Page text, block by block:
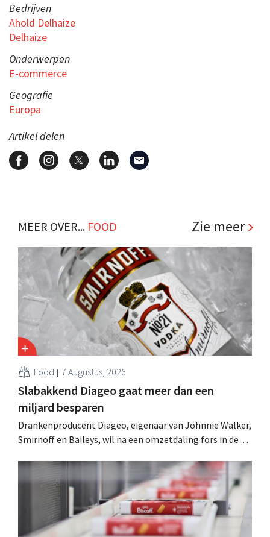
Bedrijven
Ahold Delhaize
Delhaize
Onderwerpen
E-commerce
Geografie
Europa
Artikel delen
MEER OVER... FOOD Zie meer
Food 7 Augustus, 2026
Slabakkend Diageo gaat meer dan een
miljard besparen
Drankenproducent Diageo, eigenaar van Johnnie Walker,
Smirnoff en Baileys, wil na een omzetdaling fors in de
andere Guiness en voorgemixte cocktails.